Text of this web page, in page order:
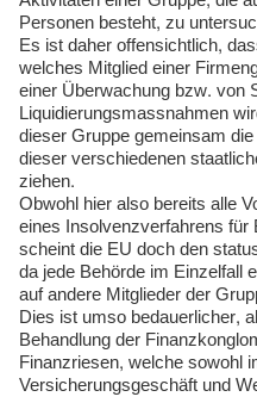
Personen besteht, zu
Es ist daher offensichtlich,
welches Mitglied einer
einer Überwachung bzw. von
Liquidierungsmassnahmen
dieser Gruppe gemeinsam
dieser verschiedenen
ziehen.
Obwohl hier also bereits alle
eines Insolvenzverfahrens
scheint die EU doch den
da jede Behörde im Einzelfall
auf andere Mitglieder der
Dies ist umso bedauerlicher,
Behandlung der
Finanzriesen, welche sowohl
Versicherungsgeschäft und